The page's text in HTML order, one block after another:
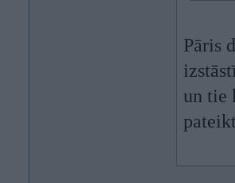
Pāris
un tie